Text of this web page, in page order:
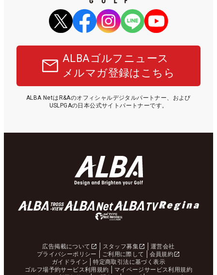
ALBAゴルフニュース
メルマガ登録はこちら
ALBA NetはR&Aのオフィシャルデジタルパートナー、および
USLPGAの日本公式サイトパートナーです。
広告掲載について スタッフ募集
運営会社
プライバシーポリシー
ご利用に際して
会員規約
ガイドライン
特定商取引法に基づく表示
ゴルフ場予約サービス利用規約
マイページサービス利用規約